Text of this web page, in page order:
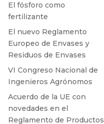
El fósforo como
fertilizante
El nuevo Reglamento
Europeo de Envases y
Residuos de Envases
VI Congreso Nacional de
Ingenieros Agrónomos
Acuerdo de la UE con
novedades en el
Reglamento de Productos